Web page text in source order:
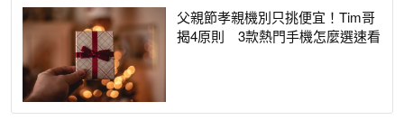
父親節孝親機別只挑便宜！Tim哥
揭4原則 3款熱門手機怎麼選速看